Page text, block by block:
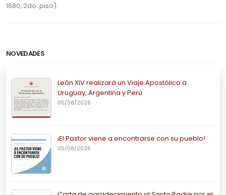
NOVEDADES
León XIV realizará un Viaje Apostólico a
Uruguay, Argentina y Perú
05/08/2026
¡El Pastor viene a encontrarse con su pueblo!
05/08/2026
1680, 2do. piso).